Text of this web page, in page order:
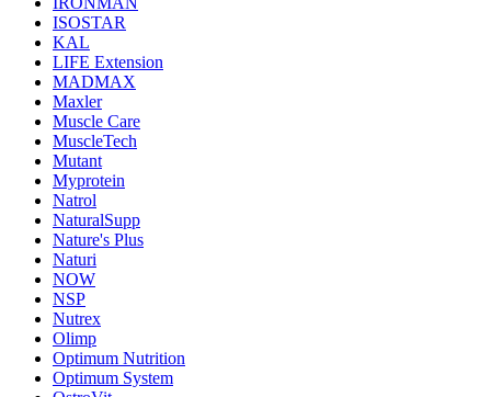
ISOSTAR
KAL
LIFE Extension
MADMAX
Maxler
Muscle Care
MuscleTech
Mutant
Myprotein
Natrol
NaturalSupp
Nature's Plus
Naturi
NOW
NSP
Nutrex
Olimp
Optimum Nutrition
Optimum System